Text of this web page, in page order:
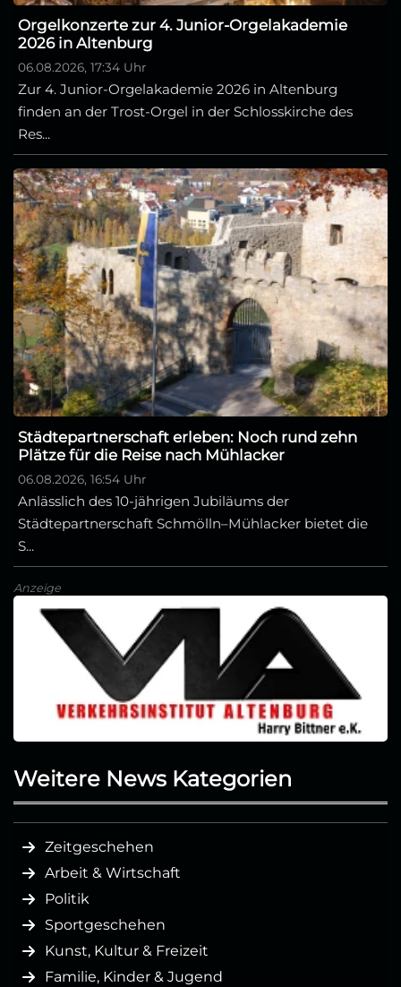
Orgelkonzerte zur 4. Junior-Orgelakademie
2026 in Altenburg
06.08.2026, 17:34 Uhr
Zur 4. Junior-Orgelakademie 2026 in Altenburg
finden an der Trost-Orgel in der Schlosskirche des
Res...
Städtepartnerschaft erleben: Noch rund zehn
Plätze für die Reise nach Mühlacker
06.08.2026, 16:54 Uhr
Anlässlich des 10-jährigen Jubiläums der
Städtepartnerschaft Schmölln–Mühlacker bietet die
S...
Anzeige
Weitere News Kategorien
Zeitgeschehen
Arbeit & Wirtschaft
Politik
Sportgeschehen
Kunst, Kultur & Freizeit
Familie, Kinder & Jugend